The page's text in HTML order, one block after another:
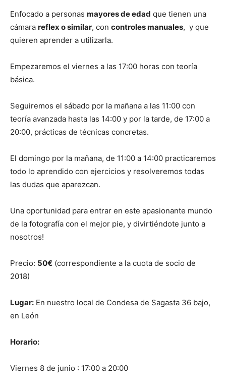
Enfocado a personas mayores de edad que tienen una
cámara reflex o similar, con controles manuales, y que
quieren aprender a utilizarla.
Empezaremos el viernes a las 17:00 horas con teoría
básica.
Seguiremos el sábado por la mañana a las 11:00 con
teoría avanzada hasta las 14:00 y por la tarde, de 17:00 a
20:00, prácticas de técnicas concretas.
El domingo por la mañana, de 11:00 a 14:00 practicaremos
todo lo aprendido con ejercicios y resolveremos todas
las dudas que aparezcan.
Una oportunidad para entrar en este apasionante mundo
de la fotografía con el mejor pie, y divirtiéndote junto a
nosotros!
Precio: 50€ (correspondiente a la cuota de socio de
2018)
Lugar: En nuestro local de Condesa de Sagasta 36 bajo,
en León
Horario:
Viernes 8 de junio : 17:00 a 20:00